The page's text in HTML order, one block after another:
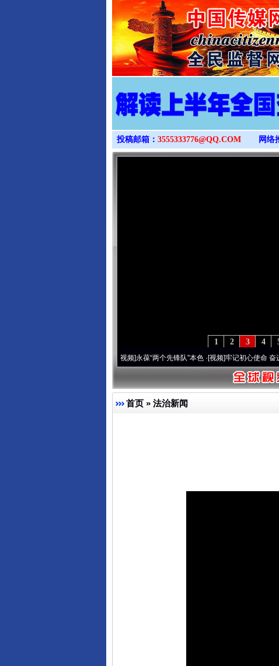
投稿邮箱： 3555333776@QQ.COM 网络
4
3
2
1
永葆“两个先锋队”本色·[视频]牢记初心使命 奋进复兴
首页 » 法治新闻